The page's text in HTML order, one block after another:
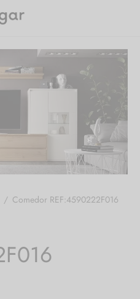
/ Comedor REF:4590222F016